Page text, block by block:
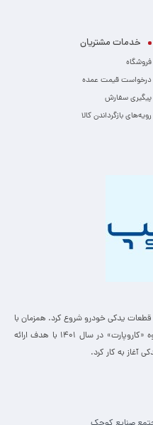
خدمات مشتریان
فروشگاه
درخواست قیمت عمده
پیگیری سفارش
رویه‌های بازگرداندن کالا
را در حوزه قطعات یدکی خودرو شروع کرد. همزمان با
رشد و توسعه فناوری در دنیای دیجیتال، گروه «کاروپارت» در سال ۱۴۰۱ با هدف ارائه
آغاز به کار کرد.